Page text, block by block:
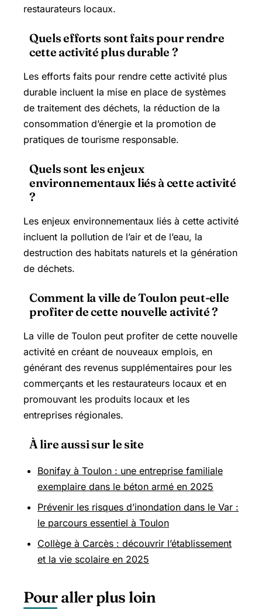
restaurateurs locaux.
Quels efforts sont faits pour rendre
cette activité plus durable ?
Les efforts faits pour rendre cette activité plus
durable incluent la mise en place de systèmes
de traitement des déchets, la réduction de la
consommation d’énergie et la promotion de
pratiques de tourisme responsable.
Quels sont les enjeux
environnementaux liés à cette activité
?
Les enjeux environnementaux liés à cette activité
incluent la pollution de l’air et de l’eau, la
destruction des habitats naturels et la génération
de déchets.
Comment la ville de Toulon peut-elle
profiter de cette nouvelle activité ?
La ville de Toulon peut profiter de cette nouvelle
activité en créant de nouveaux emplois, en
générant des revenus supplémentaires pour les
commerçants et les restaurateurs locaux et en
promouvant les produits locaux et les
entreprises régionales.
À lire aussi sur le site
Bonifay à Toulon : une entreprise familiale
exemplaire dans le béton armé en 2025
Prévenir les risques d’inondation dans le Var :
le parcours essentiel à Toulon
Collège à Carcès : découvrir l’établissement
et la vie scolaire en 2025
Pour aller plus loin